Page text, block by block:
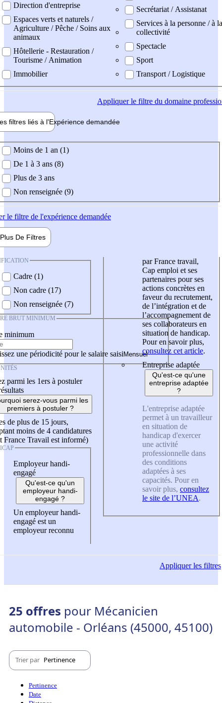
Direction d'entreprise
Espaces verts et naturels /
Agriculture / Pêche / Soins aux
animaux
Hôtellerie - Restauration /
Tourisme / Animation
Immobilier
Secrétariat / Assistanat
Services à la personne / à la
collectivité
Spectacle
Sport
Transport / Logistique
Appliquerle filtre du domaine
filtres liés à l'Expérience demandée
demandée
Moins de 1 an (1)
De 1 à 3 ans (8)
Plus de 3 ans
Non renseignée (9)
le filtre de l'expérience demandée
Plus De Filtres
Cadre (1)
Non cadre (17)
Non renseignée (7)
BRUT MINIMUM
minimum
une périodicité pour le salaire saisi
parmi les 1ers à postuler
serez-vous parmi les
premiers à postuler ?
de plus de 15 jours,
moins de 4 candidatures
France Travail est informé)
Employeur handi-
engagé
Qu'est-ce qu'un
employeur handi-
engagé ?
Un employeur handi-
engagé est un
employeur reconnu
par France travail,
Cap emploi et ses
partenaires pour ses
actions concrètes en
faveur du recrutement,
de l’intégration et de
l’accompagnement de
ses collaborateurs en
situation de handicap.
Pour en savoir plus,
consultez cet article.
Entreprise adaptée
Qu'est-ce qu'une
entreprise adaptée
?
L'entreprise adaptée
permet à un travailleur
en situation de
handicap d'exercer
une activité
professionnelle dans
des conditions
adaptées à ses
capacités. Pour en
savoir plus, consultez
le site de l’UNEA.
Appliquerles filtres
25 offres pour Mécanicien
automobile - Orléans (45000, 45100)
Trier par Pertinence
Pertinence
Date